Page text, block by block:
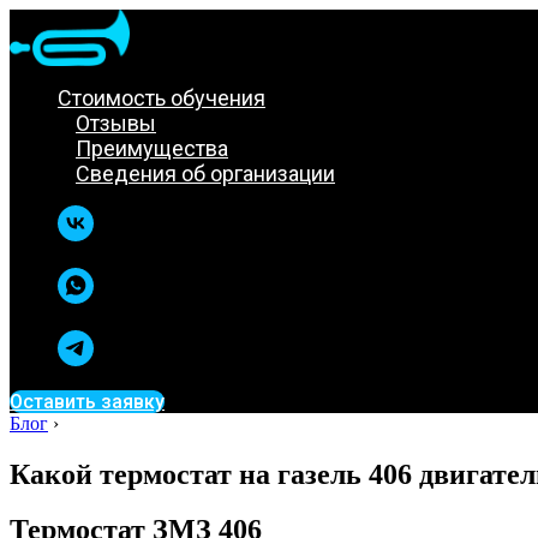
Стоимость обучения
Отзывы
Преимущества
Сведения об организации
Оставить заявку
Блог ›
Какой термостат на газель 406
Термостат ЗМЗ 406